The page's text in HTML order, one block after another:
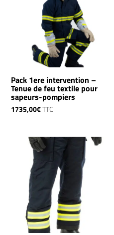
Pack 1ere intervention –
Tenue de feu textile pour
sapeurs-pompiers
1735,00€TTC